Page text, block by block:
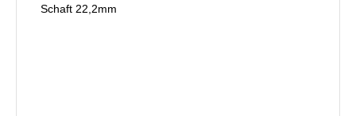
Schaft 22,2mm